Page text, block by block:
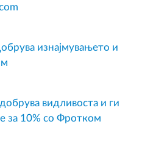
изнајмувањето и
видливоста и ги
за 10% со Фротком